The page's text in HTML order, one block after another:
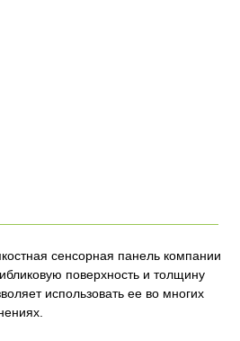
сенсорная панель компании
поверхность и толщину
использовать ее во многих